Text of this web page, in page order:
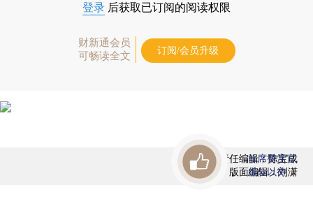
登录 后获取已订阅的阅读权限
财新通会员
可畅读全文
订阅/会员升级
责任编辑：陈宝成
版面编辑：刘潇
首席赞赏官
虚位以待